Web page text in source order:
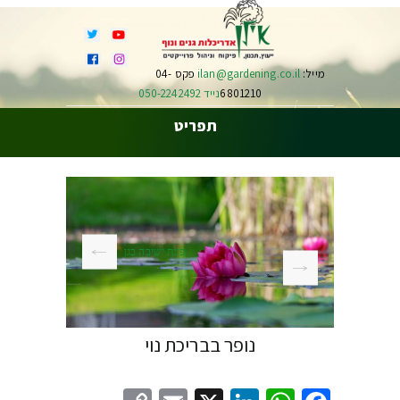
מייל:ilan@gardening.co.il
פקס 04-
6801210נייד 050-2242492
תפריט
פינת ישיבה בגן
נופר בבריכת נוי